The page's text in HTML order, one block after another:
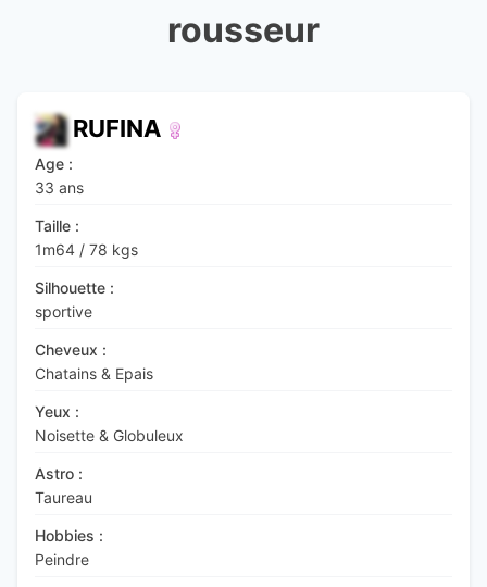
rousseur
RUFINA
Age :
33 ans
Taille :
1m64 / 78 kgs
Silhouette :
sportive
Cheveux :
Chatains & Epais
Yeux :
Noisette & Globuleux
Astro :
Taureau
Hobbies :
Peindre